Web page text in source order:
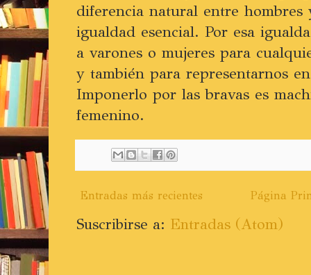
diferencia natural entre hombres
igualdad esencial. Por esa
a varones o mujeres para
y también para representarnos
Imponerlo por las bravas es
femenino.
Entradas más recientes Página
Suscribirse a: Entradas (Atom)